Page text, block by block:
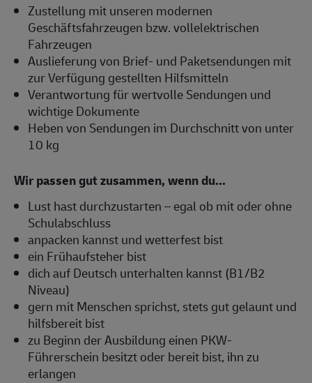
Zustellung mit unseren modernen
Geschäftsfahrzeugen bzw. vollelektrischen
Fahrzeugen
Auslieferung von Brief- und Paketsendungen mit
zur Verfügung gestellten Hilfsmitteln
Verantwortung für wertvolle Sendungen und
wichtige Dokumente
Heben von Sendungen im Durchschnitt von unter
10 kg
Wir passen gut zusammen, wenn du...
Lust hast durchzustarten – egal ob mit oder ohne
Schulabschluss
anpacken kannst und wetterfest bist
ein Frühaufsteher bist
dich auf Deutsch unterhalten kannst (B1/B2
Niveau)
gern mit Menschen sprichst, stets gut gelaunt und
hilfsbereit bist
zu Beginn der Ausbildung einen PKW-
Führerschein besitzt oder bereit bist, ihn zu
erlangen